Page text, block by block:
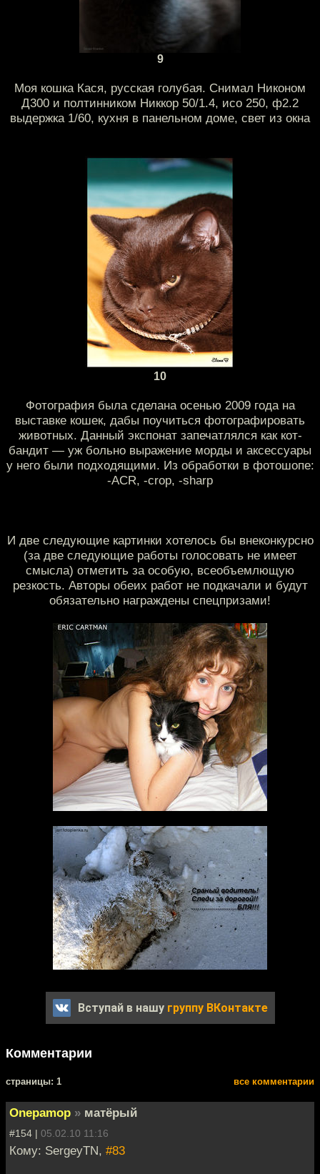
9
Моя кошка Кася, русская голубая. Снимал Никоном
Д300 и полтинником Никкор 50/1.4, исо 250, ф2.2
выдержка 1/60, кухня в панельном доме, свет из окна
10
Фотография была сделана осенью 2009 года на
выставке кошек, дабы поучиться фотографировать
животных. Данный экспонат запечатлялся как кот-
бандит — уж больно выражение морды и аксессуары
у него были подходящими. Из обработки в фотошопе:
-ACR, -crop, -sharp
И две следующие картинки хотелось бы внеконкурсно
(за две следующие работы голосовать не имеет
смысла) отметить за особую, всеобъемлющую
резкость. Авторы обеих работ не подкачали и будут
обязательно награждены спецпризами!
Вступай в нашу группу ВКонтакте
Комментарии
cтраницы: 1 все комментарии
Onepamop » матёрый
#154 | 05.02.10 11:16
Кому: SergeyTN, #83